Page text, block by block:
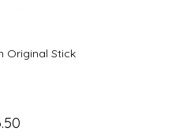
Original Stick